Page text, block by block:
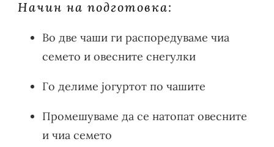
Начин на подготовка:
Во две чаши ги распоредуваме чиа
семето и овесните снегулки
Го делиме јогуртот по чашите
Промешуваме да се натопат овесните
и чиа семето